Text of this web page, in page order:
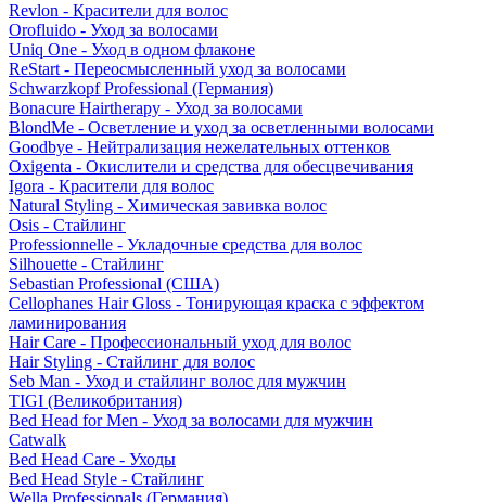
Revlon - Красители для волос
Orofluido - Уход за волосами
Uniq One - Уход в одном флаконе
ReStart - Переосмысленный уход за волосами
Schwarzkopf Professional (Германия)
Bonacure Hairtherapy - Уход за волосами
BlondMe - Осветление и уход за осветленными волосами
Goodbye - Нейтрализация нежелательных оттенков
Oxigenta - Окислители и средства для обесцвечивания
Igora - Красители для волос
Natural Styling - Химическая завивка волос
Osis - Стайлинг
Professionnelle - Укладочные средства для волос
Silhouette - Стайлинг
Sebastian Professional (США)
Cellophanes Hair Gloss - Тонирующая краска с эффектом
ламинирования
Hair Care - Профессиональный уход для волос
Hair Styling - Стайлинг для волос
Seb Man - Уход и стайлинг волос для мужчин
TIGI (Великобритания)
Bed Head for Men - Уход за волосами для мужчин
Catwalk
Bed Head Care - Уходы
Bed Head Style - Стайлинг
Wella Professionals (Германия)